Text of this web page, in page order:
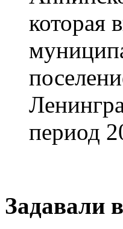
которая
период
Задавали